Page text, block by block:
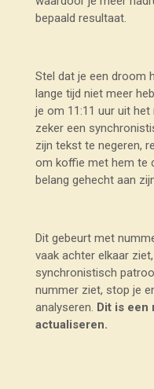
bepaald resultaat.
Stel dat je een droom
lange tijd niet meer
je om 11:11 uur uit
zeker een
zijn tekst te negeren,
om koffie met hem te
belang gehecht aan
Dit gebeurt met
vaak achter elkaar
synchronistisch
nummer ziet, stop je
analyseren. Dit is een
actualiseren.